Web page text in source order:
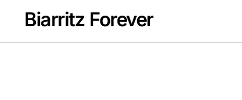
contenuBiarritz Forever